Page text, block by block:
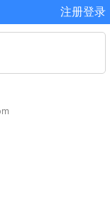
注册登录